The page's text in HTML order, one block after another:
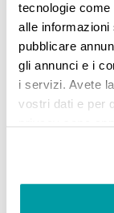
tecnologie
alle
pubblicare
gli annunci e i
i servizi. Avete
vostri dati e per
modificare o
momento dalla
sull'icona di